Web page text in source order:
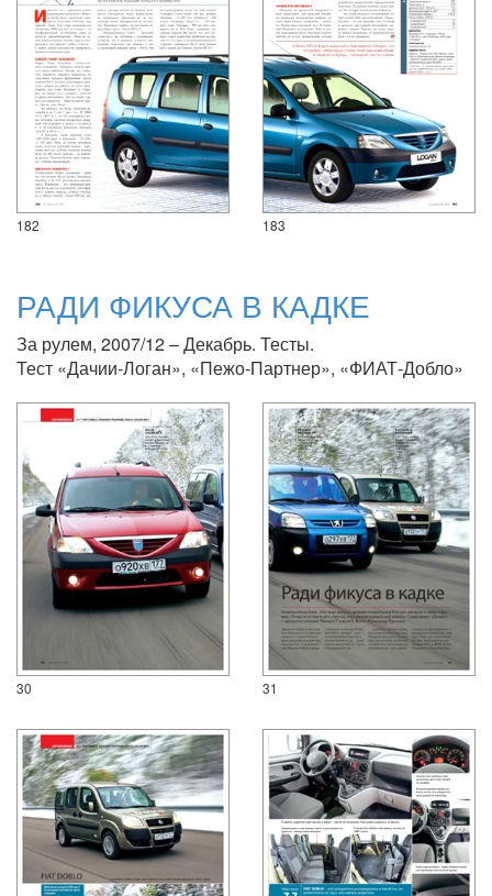
182 183
РАДИ ФИКУСА В КАДКЕ
За рулем, 2007/12 – Декабрь. Тесты.
Тест «Дачии-Логан», «Пежо-Партнер», «ФИАТ-Добло»
30 31